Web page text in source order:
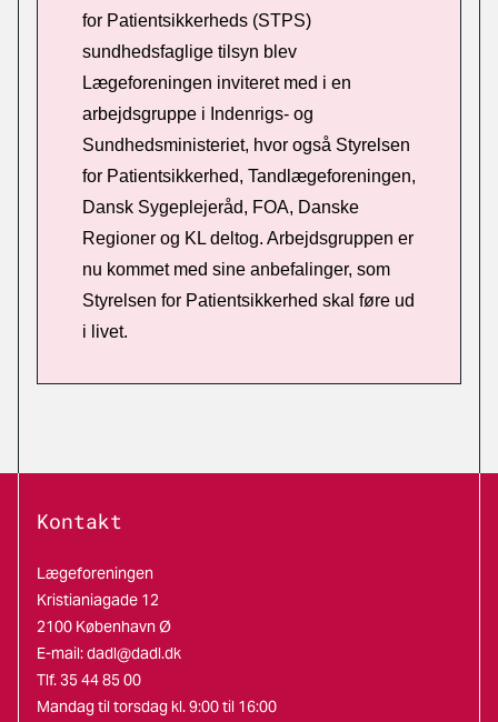
for Patientsikkerheds (STPS)
sundhedsfaglige tilsyn blev
Lægeforeningen inviteret med i en
arbejdsgruppe i Indenrigs- og
Sundhedsministeriet, hvor også Styrelsen
for Patientsikkerhed, Tandlægeforeningen,
Dansk Sygeplejeråd, FOA, Danske
Regioner og KL deltog. Arbejdsgruppen er
nu kommet med sine anbefalinger, som
Styrelsen for Patientsikkerhed skal føre ud
i livet.
Kontakt
Lægeforeningen
Kristianiagade 12
2100 København Ø
E-mail:dadl@dadl.dk
Tlf. 35 44 85 00
Mandag til torsdag kl. 9:00 til 16:00